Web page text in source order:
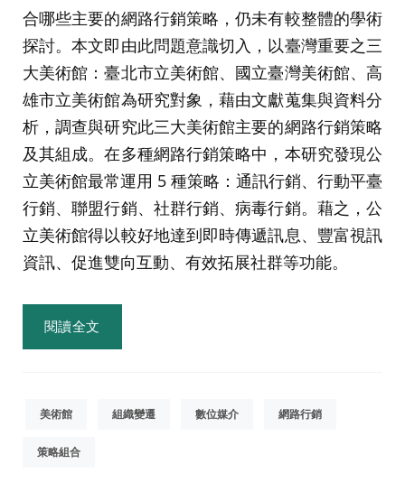
合哪些主要的網路行銷策略，仍未有較整體的學術
探討。本文即由此問題意識切入，以臺灣重要之三
大美術館：臺北市立美術館、國立臺灣美術館、高
雄市立美術館為研究對象，藉由文獻蒐集與資料分
析，調查與研究此三大美術館主要的網路行銷策略
及其組成。在多種網路行銷策略中，本研究發現公
立美術館最常運用 5 種策略：通訊行銷、行動平臺
行銷、聯盟行銷、社群行銷、病毒行銷。藉之，公
立美術館得以較好地達到即時傳遞訊息、豐富視訊
資訊、促進雙向互動、有效拓展社群等功能。
閱讀全文
美術館 組織變遷 數位媒介 網路行銷
策略組合